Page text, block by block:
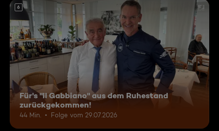
6
Für's "Il Gabbiano" aus dem Ruhestand
zurückgekommen!
44 Min. Folge vom 29.07.2026